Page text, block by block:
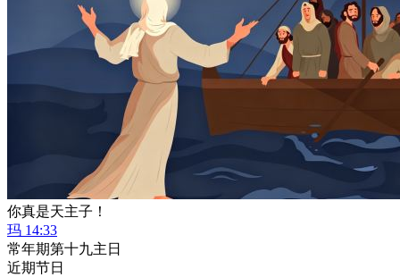
你真是天主子！
玛 14:33
常年期第十九主日
近期节日